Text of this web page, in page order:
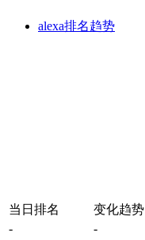
alexa排名趋势
当日排名 变化趋势
-
-